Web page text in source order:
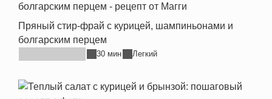
Пряный стир-фрай с курицей, шампиньонами и
болгарским перцем
30 мин Легкий